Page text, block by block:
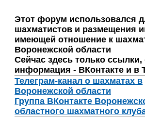
Этот форум использовался
шахматистов и размещения
имеющей отношение к
Воронежской области
Сейчас здесь только ссылки,
информация - ВКонтакте и в
Телеграм-канал о шахматах в
Воронежской области
Группа ВКонтакте
областного шахматного